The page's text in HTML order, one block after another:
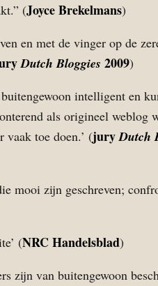
(Joyce Brekelmans)
en met de vinger op de
Dutch Bloggies 2009)
intelligent en
als origineel weblog
vaak toe doen.’ (juryDutch
mooi zijn geschreven;
(NRC Handelsblad)
zijn van buitengewoon